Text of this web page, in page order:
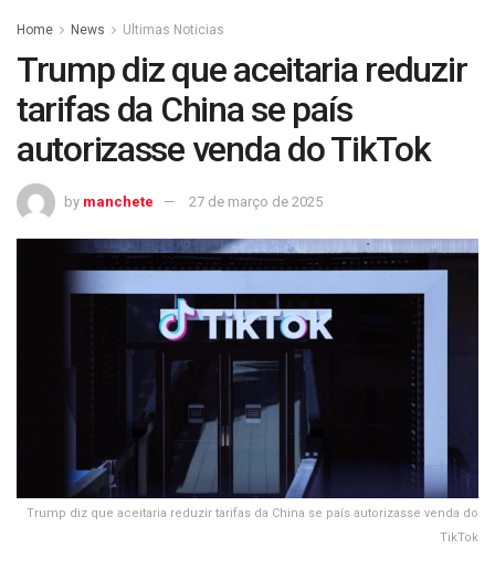
Home News Ultimas Noticias
Trump diz que aceitaria reduzir
tarifas da China se país
autorizasse venda do TikTok
by manchete 27 de março de 2025
Trump diz que aceitaria reduzir tarifas da China se país autorizasse venda do
TikTok